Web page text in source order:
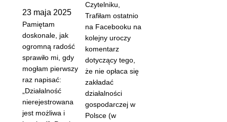
23 maja 2025
Pamiętam
doskonale, jak
ogromną radość
sprawiło mi, gdy
mogłam pierwszy
raz napisać:
„Działalność
nierejestrowana
jest możliwa i
Czytelniku,
Trafiłam ostatnio
na Facebooku na
kolejny uroczy
komentarz
dotyczący tego,
że nie opłaca się
zakładać
działalności
gospodarczej w
Polsce (w